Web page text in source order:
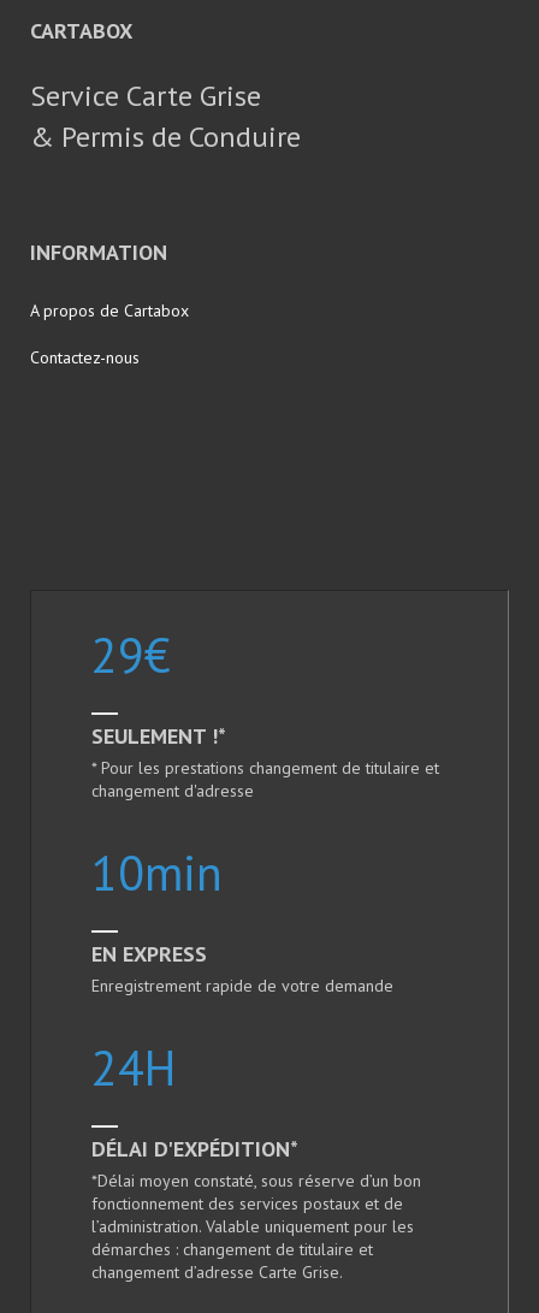
CARTABOX
Service Carte Grise
& Permis de Conduire
INFORMATION
A propos de Cartabox
Contactez-nous
29€
SEULEMENT !*
* Pour les prestations changement de titulaire et
changement d'adresse
10min
EN EXPRESS
Enregistrement rapide de votre demande
24H
DÉLAI D'EXPÉDITION*
*Délai moyen constaté, sous réserve d’un bon
fonctionnement des services postaux et de
l’administration. Valable uniquement pour les
démarches : changement de titulaire et
changement d’adresse Carte Grise.